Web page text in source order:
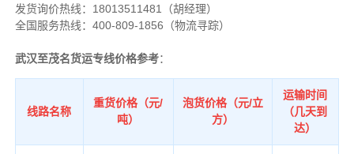
发货询价热线： 18013511481（胡经理）
全国服务热线：400-809-1856（物流寻踪）
武汉至茂名货运专线价格参考：
线路名称
重货价格（元/
吨）
泡货价格（元/立
方）
运输时间
（几天到
达）